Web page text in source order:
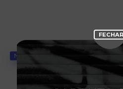
NOVIDADE